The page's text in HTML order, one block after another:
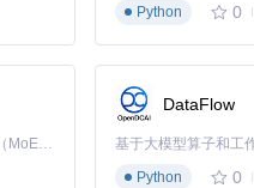
Python
0
Kimi K3 是Kimi能力最强的模型：这是一个拥有 2.8 万亿参数的混合专家（MoE）模型，具备原生视觉理解能力，并支持 100 万 token 的上下文窗口。
DataFlow
基于大模型算子和工
Python
0